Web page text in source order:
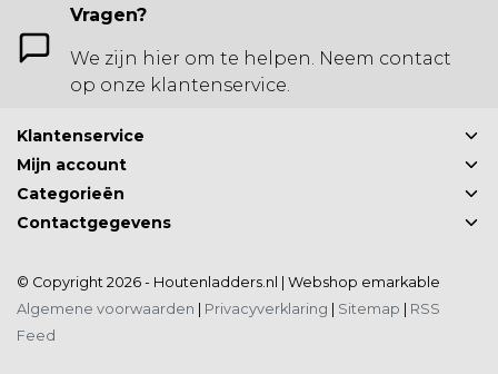
Vragen?
We zijn hier om te helpen. Neem contact
op onze klantenservice.
Klantenservice
Mijn account
Categorieën
Contactgegevens
© Copyright 2026 - Houtenladders.nl | Webshop emarkable
Algemene voorwaarden | Privacyverklaring | Sitemap | RSS
Feed